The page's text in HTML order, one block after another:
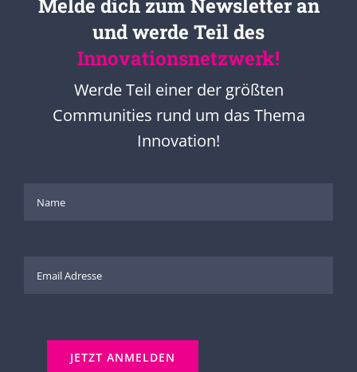
Innovationsnetzwerk!
Werde Teil einer der größten
Communities rund um das Thema
Innovation!
[mc4wp_checkbox]